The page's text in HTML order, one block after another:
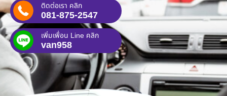
ติดต่อเรา คลิก
081-875-2547
เพิ่มเพื่อน Line คลิก
van958